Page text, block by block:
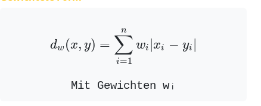
dw (x, y) =
n
∑
i=1
wi |xi − yi |
∑i
Mit Gewichten wᵢ